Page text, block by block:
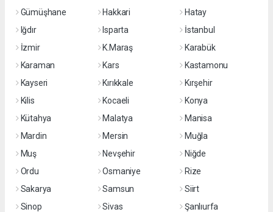
Gümüşhane
Hakkari
Hatay
Iğdır
Isparta
İstanbul
İzmir
K.Maraş
Karabük
Karaman
Kars
Kastamonu
Kayseri
Kırıkkale
Kırşehir
Kilis
Kocaeli
Konya
Kütahya
Malatya
Manisa
Mardin
Mersin
Muğla
Muş
Nevşehir
Niğde
Ordu
Osmaniye
Rize
Sakarya
Samsun
Siirt
Sinop
Sivas
Şanlıurfa